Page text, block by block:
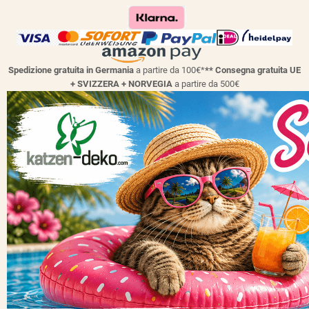
Spedizione gratuita in Germania a partire da 100€*** Consegna gratuita UE
+ SVIZZERA + NORVEGIAa partire da 500€